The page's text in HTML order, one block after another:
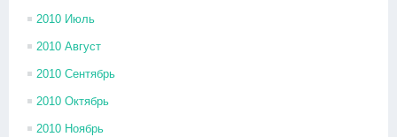
2010 Июль
2010 Август
2010 Сентябрь
2010 Октябрь
2010 Ноябрь